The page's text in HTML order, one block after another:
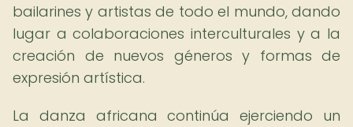
bailarines y artistas de todo el mundo, dando
lugar a colaboraciones interculturales y a la
creación de nuevos géneros y formas de
expresión artística.
La danza africana continúa ejerciendo un